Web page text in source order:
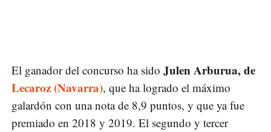
El ganador del concurso ha sido Julen Arburua, de
Lecaroz (Navarra), que ha logrado el máximo
galardón con una nota de 8,9 puntos, y que ya fue
premiado en 2018 y 2019. El segundo y tercer